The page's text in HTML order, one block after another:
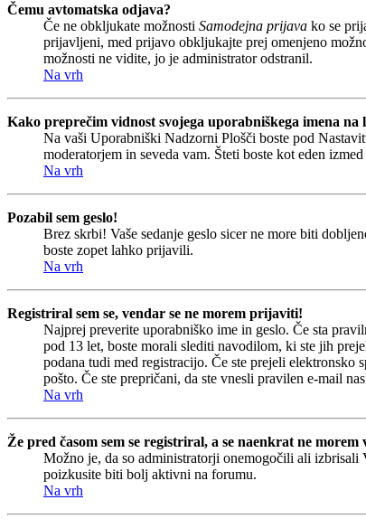
Čemu avtomatska odjava?
Če ne obkljukate možnosti Samodejna prijava ko se
prijavljeni, med prijavo obkljukajte prej omenjeno
možnosti ne vidite, jo je administrator odstranil.
Na vrh
Kako preprečim vidnost svojega uporabniškega imena
Na vaši Uporabniški Nadzorni Plošči boste pod
moderatorjem in seveda vam. Šteti boste kot eden
Na vrh
Pozabil sem geslo!
Brez skrbi! Vaše sedanje geslo sicer ne more biti
boste zopet lahko prijavili.
Na vrh
Registriral sem se, vendar se ne morem prijaviti!
Najprej preverite uporabniško ime in geslo. Če sta
pod 13 let, boste morali slediti navodilom, ki ste jih
podana tudi med registracijo. Če ste prejeli
pošto. Če ste prepričani, da ste vnesli pravilen e-mail
Na vrh
Že pred časom sem se registriral, a se naenkrat ne
Možno je, da so administratorji onemogočili ali izbrisali
poizkusite biti bolj aktivni na forumu.
Na vrh